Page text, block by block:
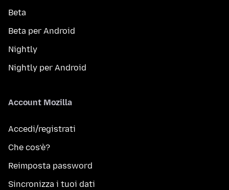
Beta
Beta per Android
Nightly
Nightly per Android
Account Mozilla
Accedi/registrati
Che cos’è?
Reimposta password
Sincronizza i tuoi dati